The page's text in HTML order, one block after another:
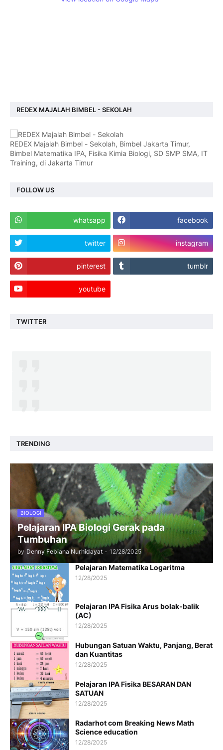
REDEX MAJALAH BIMBEL - SEKOLAH
REDEX Majalah Bimbel - Sekolah, Bimbel Jakarta Timur,
Bimbel Matematika IPA, Fisika Kimia Biologi, SD SMP SMA, IT
Training, di Jakarta Timur
FOLLOW US
whatsapp facebook
twitter instagram
pinterest tumblr
youtube
TWITTER
TRENDING
BIOLOGI
Pelajaran IPA Biologi Gerak pada
Tumbuhan
by Denny Febiana Nurhidayat - 12/28/2025
Pelajaran Matematika Logaritma
12/28/2025
Pelajaran IPA Fisika Arus bolak-balik
(AC)
12/28/2025
Hubungan Satuan Waktu, Panjang, Berat
dan Kuantitas
12/28/2025
Pelajaran IPA Fisika BESARAN DAN
SATUAN
12/28/2025
Radarhot com Breaking News Math
Science education
12/28/2025